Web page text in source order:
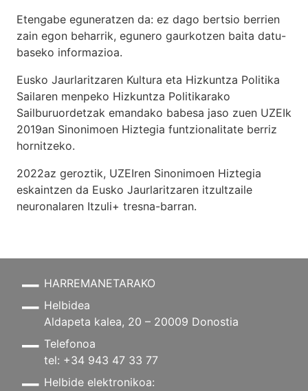
Etengabe eguneratzen da: ez dago bertsio berrien
zain egon beharrik, egunero gaurkotzen baita datu-
baseko informazioa.
Eusko Jaurlaritzaren Kultura eta Hizkuntza Politika
Sailaren menpeko Hizkuntza Politikarako
Sailburuordetzak emandako babesa jaso zuen UZEIk
2019an Sinonimoen Hiztegia funtzionalitate berriz
hornitzeko.
2022az geroztik, UZEIren Sinonimoen Hiztegia
eskaintzen da Eusko Jaurlaritzaren itzultzaile
neuronalaren Itzuli+ tresna-barran.
HARREMANETARAKO
Helbidea
Aldapeta kalea, 20 – 20009 Donostia
Telefonoa
tel: +34 943 47 33 77
Helbide elektronikoa: